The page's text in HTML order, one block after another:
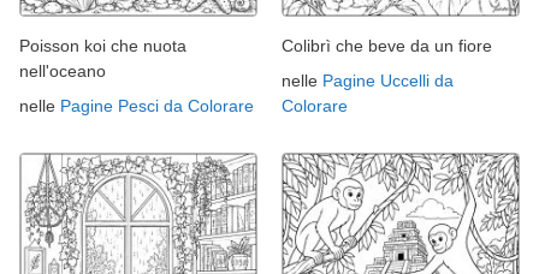
Poisson koi che nuota
nell'oceano
nelle Pagine Pesci da Colorare
Colibrì che beve da un fiore
nelle Pagine Uccelli da
Colorare